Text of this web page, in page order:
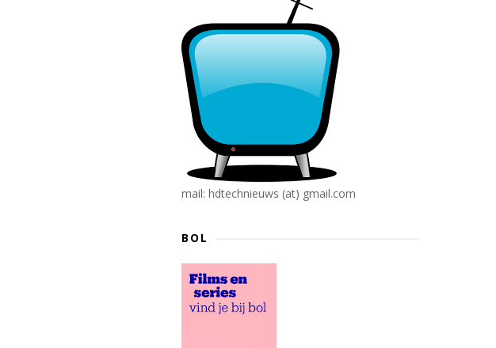
mail: hdtechnieuws (at) gmail.com
BOL